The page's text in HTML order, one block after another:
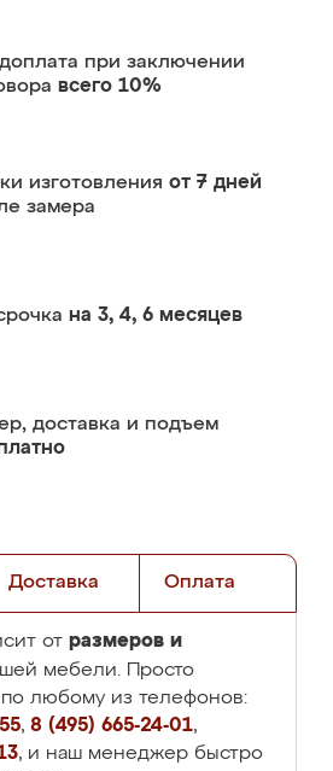
при заключении
всего 10%
изготовления от 7 дней
замера
на 3, 4, 6 месяцев
доставка и подъем
Доставка Оплата
от размеров и
мебели. Просто
любому из телефонов:
, 8 (495) 665-24-01,
, и наш менеджер быстро